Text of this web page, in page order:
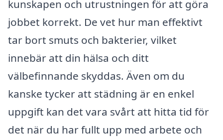
kunskapen och utrustningen för att göra
jobbet korrekt. De vet hur man effektivt
tar bort smuts och bakterier, vilket
innebär att din hälsa och ditt
välbefinnande skyddas. Även om du
kanske tycker att städning är en enkel
uppgift kan det vara svårt att hitta tid för
det när du har fullt upp med arbete och